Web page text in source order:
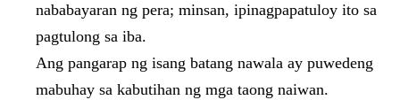
nababayaran ng pera; minsan, ipinagpapatuloy ito sa
pagtulong sa iba.
Ang pangarap ng isang batang nawala ay puwedeng
mabuhay sa kabutihan ng mga taong naiwan.